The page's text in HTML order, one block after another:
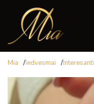
Mia /Iedvesmai /Interesanti